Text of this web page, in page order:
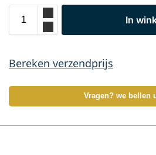
In
Bereken verzendprijs
Vragen? we bellen